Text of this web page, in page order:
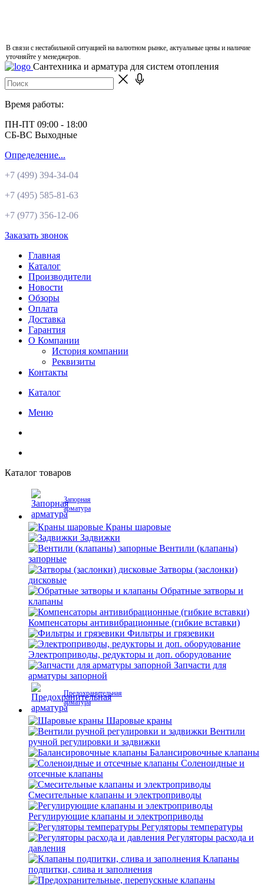
В связи с нестабильной ситуацией на валютном рынке, актуальные цены и наличие
уточняйте у менеджеров.
Сантехника и арматура для систем отопления
Время работы:
ПН-ПТ 09:00 - 18:00
СБ-ВС Выходные
Определение...
+7 (499) 394-34-04
+7 (495) 585-81-63
+7 (977) 356-12-06
Заказать звонок
Главная
Каталог
Производители
Новости
Обзоры
Оплата
Доставка
Гарантия
О Компании
История компании
Реквизиты
Контакты
Каталог
Меню
Каталог товаров
Запорная
арматура
Краны шаровые
Задвижки
Вентили (клапаны)
запорные
Затворы (заслонки)
дисковые
Обратные затворы и
клапаны
Компенсаторы антивибрационные (гибкие вставки)
Фильтры и грязевики
Электроприводы, редукторы и доп. оборудование
Запчасти для
арматуры запорной
Предохранительная
арматура
Шаровые краны
Вентили
ручной регулировки и задвижки
Балансировочные клапаны
Соленоидные и
отсечные клапаны
Смесительные клапаны и электроприводы
Регулирующие клапаны и электроприводы
Регуляторы температуры
Регуляторы расхода и
давления
Клапаны
подпитки, слива и заполнения